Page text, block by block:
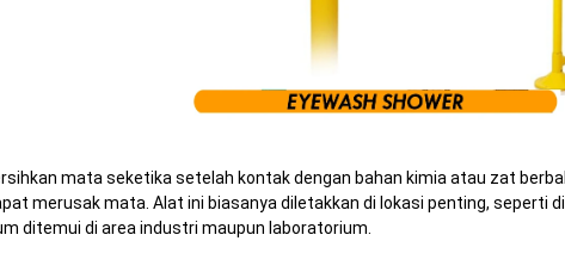
mata seketika setelah kontak dengan bahan kimia atau zat
merusak mata. Alat ini biasanya diletakkan di lokasi penting, seperti
ditemui di area industri maupun laboratorium.